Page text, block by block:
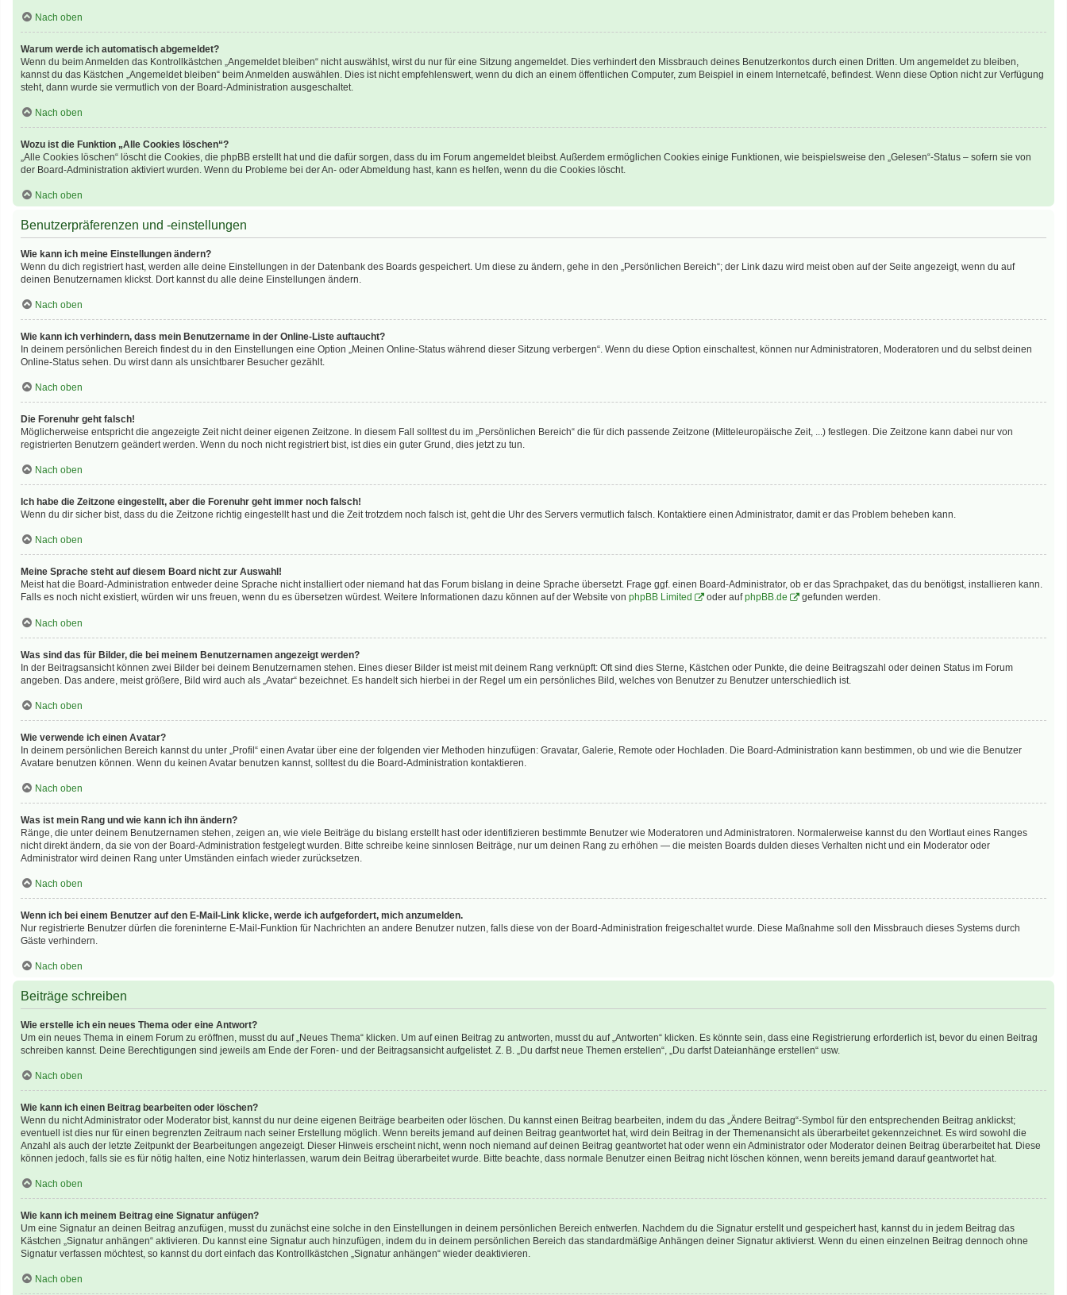
Nach oben
Warum werde ich automatisch abgemeldet?
Wenn du beim Anmelden das Kontrollkästchen „Angemeldet bleiben“ nicht auswählst, wirst du nur für eine Sitzung angemeldet. Dies verhindert den Missbrauch deines Benutzerkontos durch einen Dritten. Um angemeldet zu bleiben,
kannst du das Kästchen „Angemeldet bleiben“ beim Anmelden auswählen. Dies ist nicht empfehlenswert, wenn du dich an einem öffentlichen Computer, zum Beispiel in einem Internetcafé, befindest. Wenn diese Option nicht zur Verfügung
steht, dann wurde sie vermutlich von der Board-Administration ausgeschaltet.
Nach oben
Wozu ist die Funktion „Alle Cookies löschen“?
„Alle Cookies löschen“ löscht die Cookies, die phpBB erstellt hat und die dafür sorgen, dass du im Forum angemeldet bleibst. Außerdem ermöglichen Cookies einige Funktionen, wie beispielsweise den „Gelesen“-Status – sofern sie von
der Board-Administration aktiviert wurden. Wenn du Probleme bei der An- oder Abmeldung hast, kann es helfen, wenn du die Cookies löscht.
Nach oben
Benutzerpräferenzen und -einstellungen
Wie kann ich meine Einstellungen ändern?
Wenn du dich registriert hast, werden alle deine Einstellungen in der Datenbank des Boards gespeichert. Um diese zu ändern, gehe in den „Persönlichen Bereich“; der Link dazu wird meist oben auf der Seite angezeigt, wenn du auf
deinen Benutzernamen klickst. Dort kannst du alle deine Einstellungen ändern.
Nach oben
Wie kann ich verhindern, dass mein Benutzername in der Online-Liste auftaucht?
In deinem persönlichen Bereich findest du in den Einstellungen eine Option „Meinen Online-Status während dieser Sitzung verbergen“. Wenn du diese Option einschaltest, können nur Administratoren, Moderatoren und du selbst deinen
Online-Status sehen. Du wirst dann als unsichtbarer Besucher gezählt.
Nach oben
Die Forenuhr geht falsch!
Möglicherweise entspricht die angezeigte Zeit nicht deiner eigenen Zeitzone. In diesem Fall solltest du im „Persönlichen Bereich“ die für dich passende Zeitzone (Mitteleuropäische Zeit, ...) festlegen. Die Zeitzone kann dabei nur von
registrierten Benutzern geändert werden. Wenn du noch nicht registriert bist, ist dies ein guter Grund, dies jetzt zu tun.
Nach oben
Ich habe die Zeitzone eingestellt, aber die Forenuhr geht immer noch falsch!
Wenn du dir sicher bist, dass du die Zeitzone richtig eingestellt hast und die Zeit trotzdem noch falsch ist, geht die Uhr des Servers vermutlich falsch. Kontaktiere einen Administrator, damit er das Problem beheben kann.
Nach oben
Meine Sprache steht auf diesem Board nicht zur Auswahl!
Meist hat die Board-Administration entweder deine Sprache nicht installiert oder niemand hat das Forum bislang in deine Sprache übersetzt. Frage ggf. einen Board-Administrator, ob er das Sprachpaket, das du benötigst, installieren kann.
Falls es noch nicht existiert, würden wir uns freuen, wenn du es übersetzen würdest. Weitere Informationen dazu können auf der Website von phpBB Limited oder aufphpBB.de gefunden werden.
Nach oben
Was sind das für Bilder, die bei meinem Benutzernamen angezeigt werden?
In der Beitragsansicht können zwei Bilder bei deinem Benutzernamen stehen. Eines dieser Bilder ist meist mit deinem Rang verknüpft: Oft sind dies Sterne, Kästchen oder Punkte, die deine Beitragszahl oder deinen Status im Forum
angeben. Das andere, meist größere, Bild wird auch als „Avatar“ bezeichnet. Es handelt sich hierbei in der Regel um ein persönliches Bild, welches von Benutzer zu Benutzer unterschiedlich ist.
Nach oben
Wie verwende ich einen Avatar?
In deinem persönlichen Bereich kannst du unter „Profil“ einen Avatar über eine der folgenden vier Methoden hinzufügen: Gravatar, Galerie, Remote oder Hochladen. Die Board-Administration kann bestimmen, ob und wie die Benutzer
Avatare benutzen können. Wenn du keinen Avatar benutzen kannst, solltest du die Board-Administration kontaktieren.
Nach oben
Was ist mein Rang und wie kann ich ihn ändern?
Ränge, die unter deinem Benutzernamen stehen, zeigen an, wie viele Beiträge du bislang erstellt hast oder identifizieren bestimmte Benutzer wie Moderatoren und Administratoren. Normalerweise kannst du den Wortlaut eines Ranges
nicht direkt ändern, da sie von der Board-Administration festgelegt wurden. Bitte schreibe keine sinnlosen Beiträge, nur um deinen Rang zu erhöhen — die meisten Boards dulden dieses Verhalten nicht und ein Moderator oder
Administrator wird deinen Rang unter Umständen einfach wieder zurücksetzen.
Nach oben
Wenn ich bei einem Benutzer auf den E-Mail-Link klicke, werde ich aufgefordert, mich anzumelden.
Nur registrierte Benutzer dürfen die foreninterne E-Mail-Funktion für Nachrichten an andere Benutzer nutzen, falls diese von der Board-Administration freigeschaltet wurde. Diese Maßnahme soll den Missbrauch dieses Systems durch
Gäste verhindern.
Nach oben
Beiträge schreiben
Wie erstelle ich ein neues Thema oder eine Antwort?
Um ein neues Thema in einem Forum zu eröffnen, musst du auf „Neues Thema“ klicken. Um auf einen Beitrag zu antworten, musst du auf „Antworten“ klicken. Es könnte sein, dass eine Registrierung erforderlich ist, bevor du einen Beitrag
schreiben kannst. Deine Berechtigungen sind jeweils am Ende der Foren- und der Beitragsansicht aufgelistet. Z. B. „Du darfst neue Themen erstellen“, „Du darfst Dateianhänge erstellen“ usw.
Nach oben
Wie kann ich einen Beitrag bearbeiten oder löschen?
Wenn du nicht Administrator oder Moderator bist, kannst du nur deine eigenen Beiträge bearbeiten oder löschen. Du kannst einen Beitrag bearbeiten, indem du das „Ändere Beitrag“-Symbol für den entsprechenden Beitrag anklickst;
eventuell ist dies nur für einen begrenzten Zeitraum nach seiner Erstellung möglich. Wenn bereits jemand auf deinen Beitrag geantwortet hat, wird dein Beitrag in der Themenansicht als überarbeitet gekennzeichnet. Es wird sowohl die
Anzahl als auch der letzte Zeitpunkt der Bearbeitungen angezeigt. Dieser Hinweis erscheint nicht, wenn noch niemand auf deinen Beitrag geantwortet hat oder wenn ein Administrator oder Moderator deinen Beitrag überarbeitet hat. Diese
können jedoch, falls sie es für nötig halten, eine Notiz hinterlassen, warum dein Beitrag überarbeitet wurde. Bitte beachte, dass normale Benutzer einen Beitrag nicht löschen können, wenn bereits jemand darauf geantwortet hat.
Nach oben
Wie kann ich meinem Beitrag eine Signatur anfügen?
Um eine Signatur an deinen Beitrag anzufügen, musst du zunächst eine solche in den Einstellungen in deinem persönlichen Bereich entwerfen. Nachdem du die Signatur erstellt und gespeichert hast, kannst du in jedem Beitrag das
Kästchen „Signatur anhängen“ aktivieren. Du kannst eine Signatur auch hinzufügen, indem du in deinem persönlichen Bereich das standardmäßige Anhängen deiner Signatur aktivierst. Wenn du einen einzelnen Beitrag dennoch ohne
Signatur verfassen möchtest, so kannst du dort einfach das Kontrollkästchen „Signatur anhängen“ wieder deaktivieren.
Nach oben